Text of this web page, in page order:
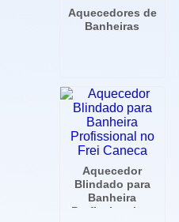
Aquecedores de
Banheiras
Aquecedor
Blindado para
Banheira
Profissional no